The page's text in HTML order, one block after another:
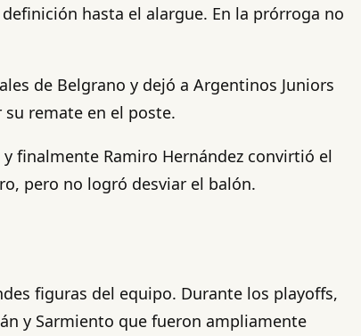
hasta el alargue. En la prórroga no
de Belgrano y dejó a Argentinos Juniors
remate en el poste.
y finalmente Ramiro Hernández convirtió el
pero no logró desviar el balón.
figuras del equipo. Durante los playoffs,
y Sarmiento que fueron ampliamente